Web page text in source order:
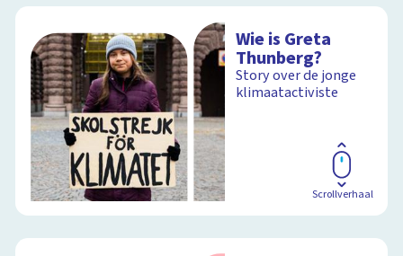
Wie is Greta
Thunberg?
Story over de jonge
klimaatactiviste
Scrollverhaal